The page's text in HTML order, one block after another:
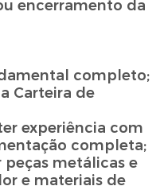
encerramento da
completo;
Carteira de
experiência com
completa;
metálicas e
e materiais de